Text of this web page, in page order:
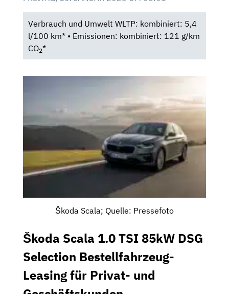
Verbrauch und Umwelt WLTP: kombiniert: 5,4
l/100 km* • Emissionen: kombiniert: 121 g/km
CO2*
Škoda Scala; Quelle: Pressefoto
Škoda Scala 1.0 TSI 85kW DSG
Selection Bestellfahrzeug-
Leasing für Privat- und